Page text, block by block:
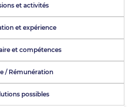
et activités
et expérience
et compétences
/ Rémunération
possibles